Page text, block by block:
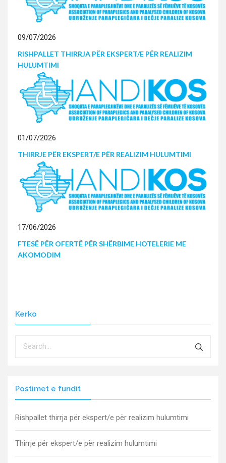
09/07/2026
RISHPALLET THIRRJA PËR EKSPERT/E PËR REALIZIM
HULUMTIMI
01/07/2026
THIRRJE PËR EKSPERT/E PËR REALIZIM HULUMTIMI
17/06/2026
FTESË PËR OFERTË PËR SHËRBIME HOTELERIE ME
AKOMODIM
Kerko
Postimet e fundit
Rishpallet thirrja për ekspert/e për realizim hulumtimi
Thirrje për ekspert/e për realizim hulumtimi